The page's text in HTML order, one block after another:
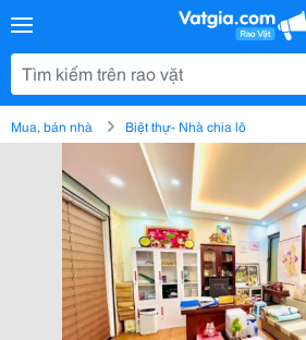
Mua, bán nhà Biệt thự- Nhà chia lô